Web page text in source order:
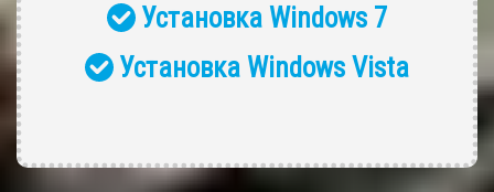
Установка Windows 7
Установка Windows Vista